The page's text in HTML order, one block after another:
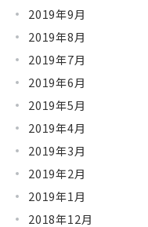
2019年9月
2019年8月
2019年7月
2019年6月
2019年5月
2019年4月
2019年3月
2019年2月
2019年1月
2018年12月